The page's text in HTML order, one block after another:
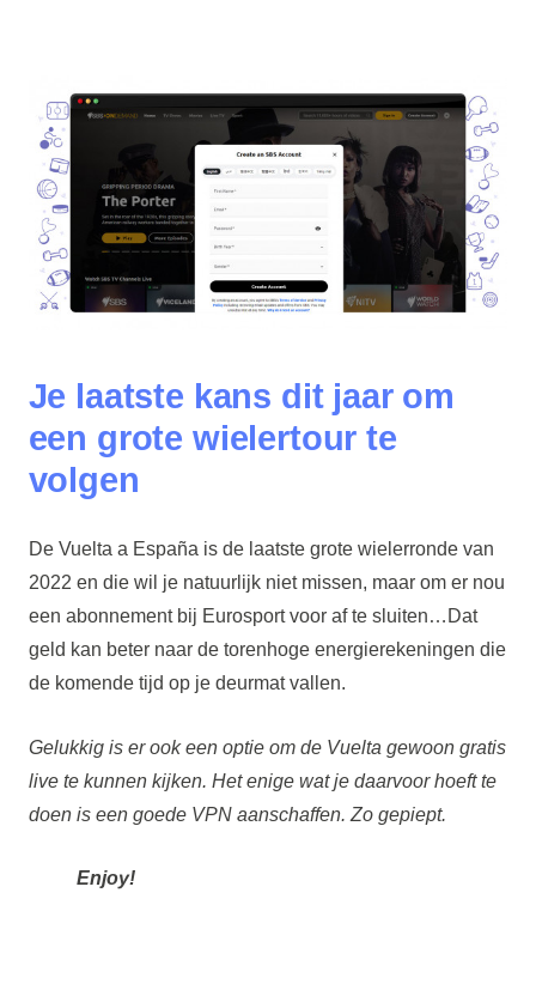
Je laatste kans dit jaar om
een grote wielertour te
volgen
De Vuelta a España is de laatste grote wielerronde van
2022 en die wil je natuurlijk niet missen, maar om er nou
een abonnement bij Eurosport voor af te sluiten…Dat
geld kan beter naar de torenhoge energierekeningen die
de komende tijd op je deurmat vallen.
Gelukkig is er ook een optie om de Vuelta gewoon gratis
live te kunnen kijken. Het enige wat je daarvoor hoeft te
doen is een goede VPN aanschaffen. Zo gepiept.
Enjoy!